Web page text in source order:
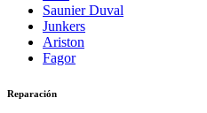
Saunier Duval
Junkers
Ariston
Fagor
Reparación